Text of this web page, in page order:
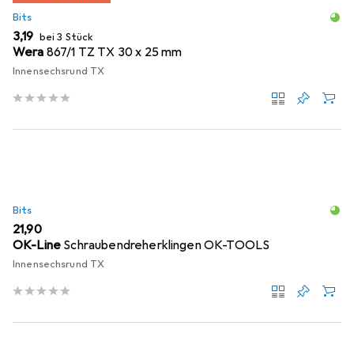
Bits
EUR
3,19 bei 3 Stück
Wera 867/1 TZ TX 30 x 25 mm
Innensechsrund TX
Bits
EUR
21,90
OK-Line Schraubendreherklingen OK-TOOLS
Innensechsrund TX